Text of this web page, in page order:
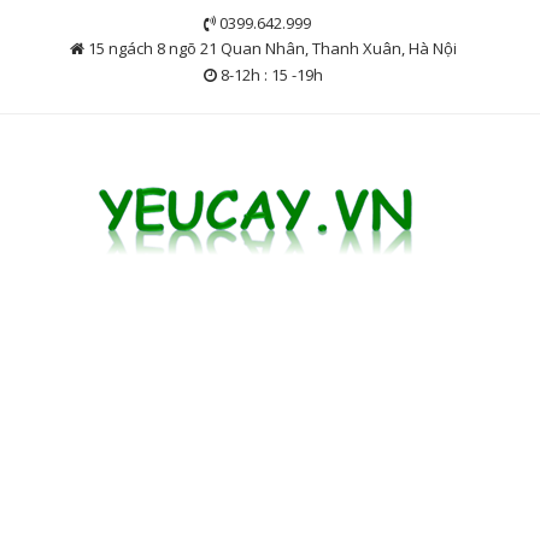
0399.642.999
15 ngách 8 ngõ 21 Quan Nhân, Thanh Xuân, Hà Nội
8-12h : 15 -19h